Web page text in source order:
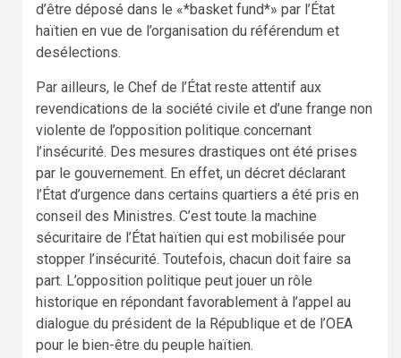
d’être déposé dans le «*basket fund*» par l’État
haïtien en vue de l’organisation du référendum et
desélections.
Par ailleurs, le Chef de l’État reste attentif aux
revendications de la société civile et d’une frange non
violente de l’opposition politique concernant
l’insécurité. Des mesures drastiques ont été prises
par le gouvernement. En effet, un décret déclarant
l’État d’urgence dans certains quartiers a été pris en
conseil des Ministres. C’est toute la machine
sécuritaire de l’État haïtien qui est mobilisée pour
stopper l’insécurité. Toutefois, chacun doit faire sa
part. L’opposition politique peut jouer un rôle
historique en répondant favorablement à l’appel au
dialogue du président de la République et de l’OEA
pour le bien-être du peuple haïtien.